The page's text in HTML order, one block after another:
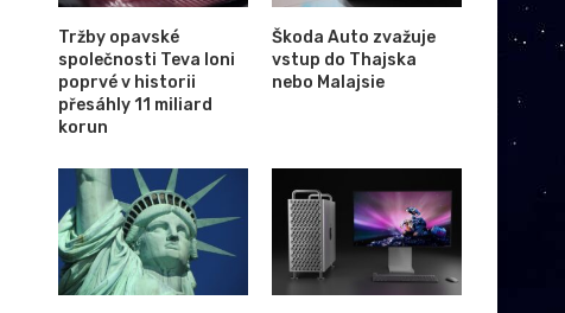
Tržby opavské
společnosti Teva loni
poprvé v historii
přesáhly 11 miliard
korun
Škoda Auto zvažuje
vstup do Thajska
nebo Malajsie